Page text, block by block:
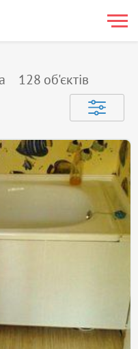
128 об'єктів